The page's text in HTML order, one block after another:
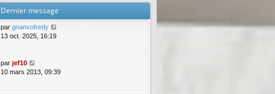
Dernier message
par gnanvofredy
13 oct. 2025, 16:19
par jef10
10 mars 2013, 09:39